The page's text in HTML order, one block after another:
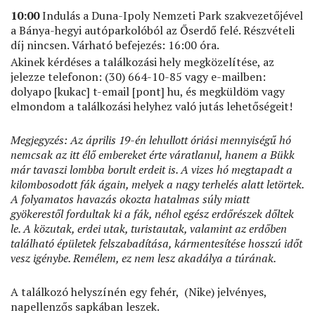
10:00Indulás a Duna-Ipoly Nemzeti Park szakvezetőjével
a Bánya-hegyi autóparkolóból az Őserdő felé. Részvételi
díj nincsen. Várható befejezés: 16:00 óra.
Akinek kérdéses a találkozási hely megközelítése, az
jelezze telefonon: (30) 664-10-85 vagy e-mailben:
dolyapo [kukac] t-email [pont] hu, és megküldöm vagy
elmondom a találkozási helyhez való jutás lehetőségeit!
Megjegyzés: Az április 19-én lehullott óriási mennyiségű hó
nemcsak az itt élő embereket érte váratlanul, hanem a Bükk
már tavaszi lombba borult erdeit is. A vizes hó megtapadt a
kilombosodott fák ágain, melyek a nagy terhelés alatt letörtek.
A folyamatos havazás okozta hatalmas súly miatt
gyökerestől fordultak ki a fák, néhol egész erdőrészek dőltek
le. A közutak, erdei utak, turistautak, valamint az erdőben
található épületek felszabadítása, kármentesítése hosszú időt
vesz igénybe. Remélem, ez nem lesz akadálya a túrának.
A találkozó helyszínén egy fehér, (Nike) jelvényes,
napellenzős sapkában leszek.